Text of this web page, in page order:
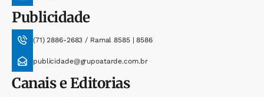
Publicidade
(71) 2886-2683 / Ramal 8585 | 8586
publicidade@grupoatarde.com.br
Canais e Editorias